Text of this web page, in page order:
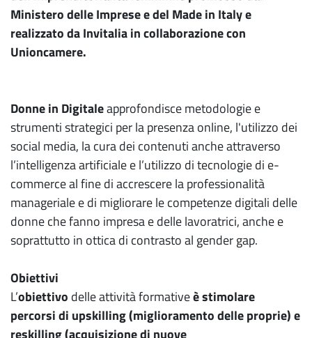
Ministero delle Imprese e del Made in Italye
realizzato da Invitalia in collaborazione con
Unioncamere.
Donne in Digitaleapprofondisce metodologie e
strumenti strategici per la presenza online, l'utilizzo dei
social media, la cura dei contenuti anche attraverso
l’intelligenza artificiale e l’utilizzo di tecnologie di e-
commerce al fine di accrescere la professionalità
manageriale e di migliorare le competenze digitali delle
donne che fanno impresa e delle lavoratrici, anche e
soprattutto in ottica di contrasto al gender gap.
Obiettivi
L’obiettivo delle attività formativeè stimolare
percorsi di upskilling (miglioramento delle proprie) e
reskilling (acquisizione di nuove